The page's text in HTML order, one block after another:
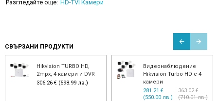
Разгледайте още: HD-TVI Камери
СВЪРЗАНИ ПРОДУКТИ
Hikvision TURBO HD,
2mpx, 4 камери и DVR
306.26 € (598.99 лв.)
Видеонаблюдение
Hikvision Turbo HD с 4
камери
281.21 €
(550.00 лв.)
363.02 €
(710.01 лв.)